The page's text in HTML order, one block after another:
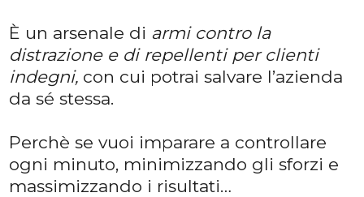
È un arsenale di armi contro la
distrazione e di repellenti per clienti
indegni, con cui potrai salvare l’azienda
da sé stessa.
Perchè se vuoi imparare a controllare
ogni minuto, minimizzando gli sforzi e
massimizzando i risultati…